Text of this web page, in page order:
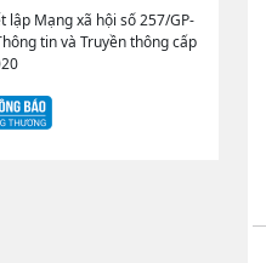
lập Mạng xã hội số 257/GP-
tin và Truyền thông cấp